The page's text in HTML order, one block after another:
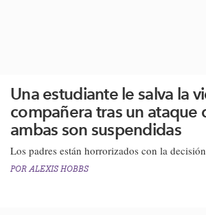
Una estudiante le salva la
compañera tras un ataque
ambas son suspendidas
Los padres están horrorizados con la
PORALEXIS HOBBS